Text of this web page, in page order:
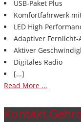
USB-Paket Plus
Komfortfahrwerk
LED High
Adaptiver Fernlicht-
Aktiver
Digitales Radio
[...]
Read More ...
Kontakt